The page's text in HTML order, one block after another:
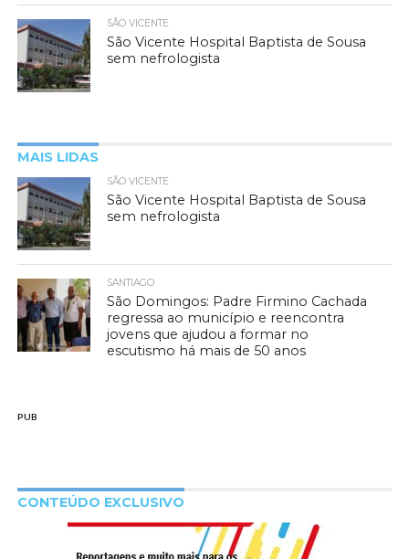
SÃO VICENTE
São Vicente Hospital Baptista de Sousa
sem nefrologista
MAIS LIDAS
SÃO VICENTE
São Vicente Hospital Baptista de Sousa
sem nefrologista
SANTIAGO
São Domingos: Padre Firmino Cachada
regressa ao município e reencontra
jovens que ajudou a formar no
escutismo há mais de 50 anos
PUB
CONTEÚDO EXCLUSIVO